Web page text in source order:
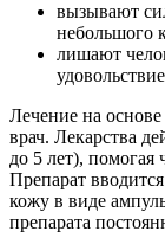
вызывают
небольшого
лишают
Лечение на
врач. Лекарства
до 5 лет), помогая
Препарат
кожу в виде
препарата